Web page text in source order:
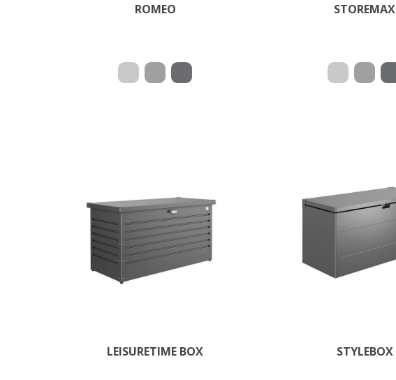
ROMEO STOREMAX
LEISURETIME BOX
Stilig & holdbar
STYLEBOX
‌En livsstil